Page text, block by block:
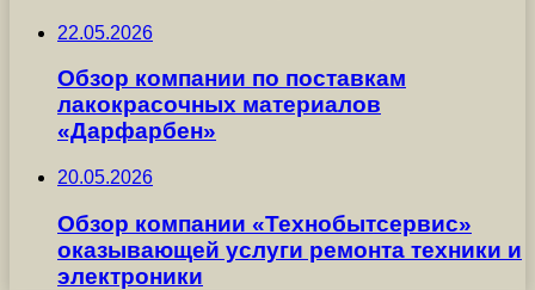
22.05.2026
Обзор компании по поставкам
лакокрасочных материалов
«Дарфарбен»
20.05.2026
Обзор компании «Технобытсервис»
оказывающей услуги ремонта техники и
электроники